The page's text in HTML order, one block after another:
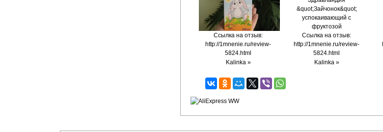
Ссылка на отзыв:
http://1mnenie.ru/review-
5824.html
Kalinka »
Ссылка на отзыв:
http://1mnenie.ru/review-
5824.html
Kalinka »